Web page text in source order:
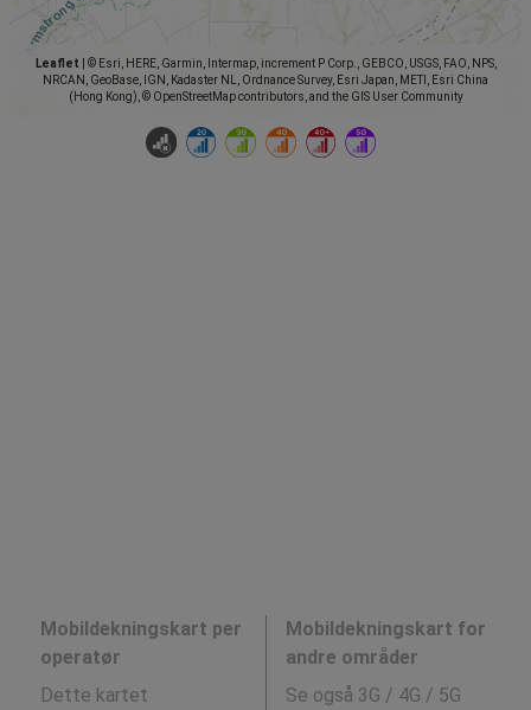
Leaflet
© Esri, HERE, Garmin, Intermap, increment P Corp., GEBCO, USGS, FAO, NPS,
NRCAN, GeoBase, IGN, Kadaster NL, Ordnance Survey, Esri Japan, METI, Esri China
(Hong Kong), © OpenStreetMap contributors, and the GIS User Community
Mobildekningskart per
operatør
Dette kartet
Mobildekningskart for
andre områder
Se også 3G / 4G / 5G